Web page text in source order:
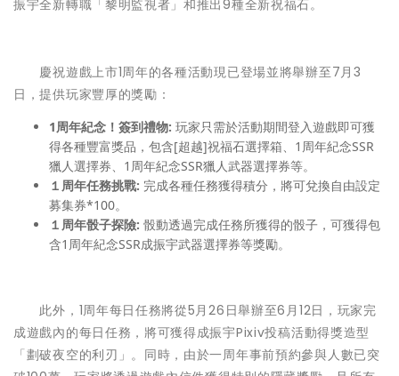
振宇全新轉職「黎明監視者」和推出9種全新祝福石。
慶祝遊戲上市1周年的各種活動現已登場並將舉辦至7月3
日，提供玩家豐厚的獎勵：
1周年紀念！簽到禮物: 玩家只需於活動期間登入遊戲即可獲
得各種豐富獎品，包含[超越]祝福石選擇箱、1周年紀念SSR
獵人選擇券、1周年紀念SSR獵人武器選擇券等。
１周年任務挑戰: 完成各種任務獲得積分，將可兌換自由設定
募集券*100。
１周年骰子探險: 骰動透過完成任務所獲得的骰子，可獲得包
含1周年紀念SSR成振宇武器選擇券等獎勵。
此外，1周年每日任務將從5月26日舉辦至6月12日，玩家完
成遊戲內的每日任務，將可獲得成振宇Pixiv投稿活動得獎造型
「劃破夜空的利刃」。同時，由於一周年事前預約參與人數已突